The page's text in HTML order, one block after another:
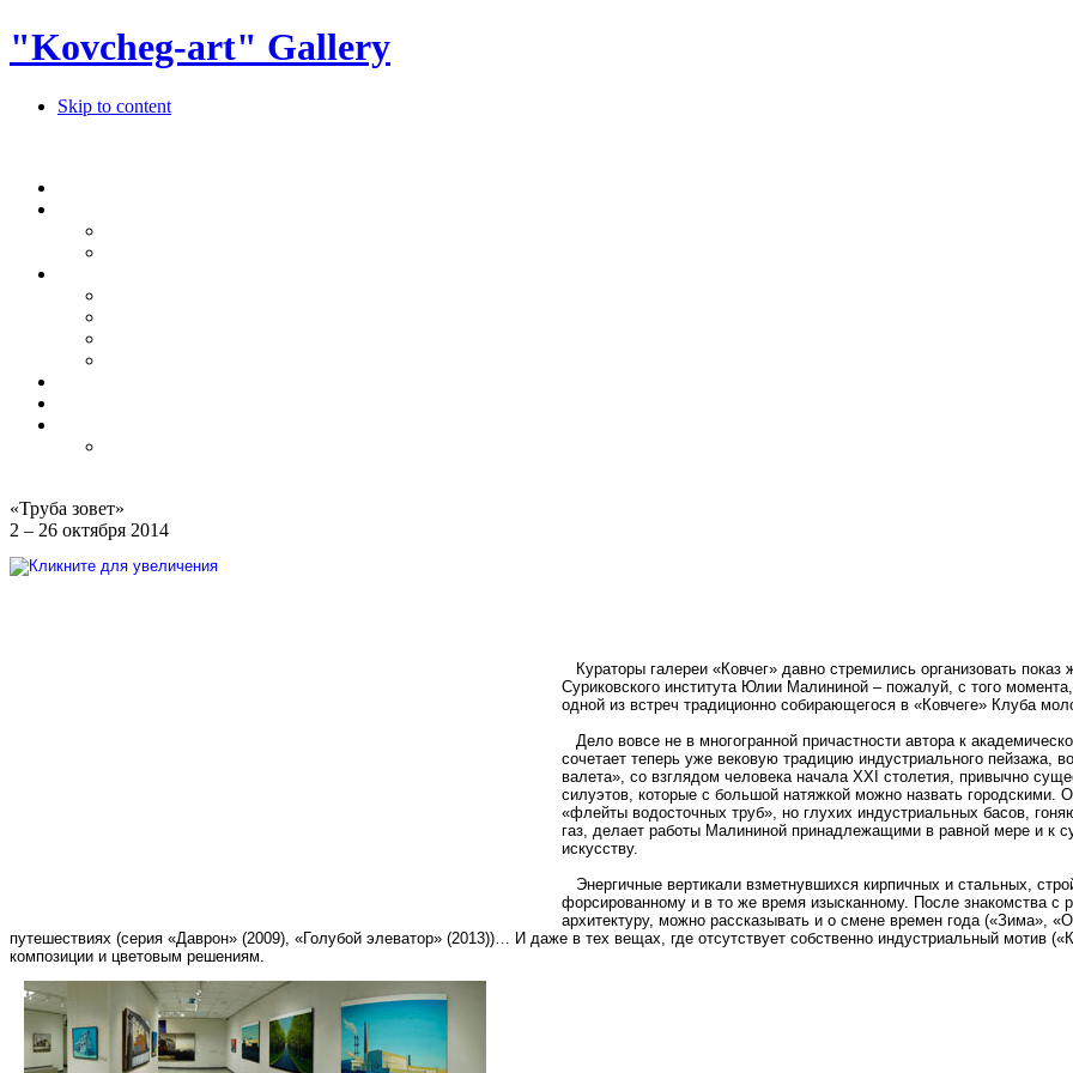
"Kovcheg-art" Gallery
Skip to content
«Труба зовет»
2 – 26 октября 2014
Кураторы галереи «Ковчег» давно стремились организовать
Суриковского института Юлии Малининой – пожалуй, с того
одной из встреч традиционно собирающегося в «Ковчеге» Клуба
Дело вовсе не в многогранной причастности автора к
сочетает теперь уже вековую традицию индустриального пейзажа,
валета», со взглядом человека начала XXI столетия, привычно
силуэтов, которые с большой натяжкой можно назвать городскими.
«флейты водосточных труб», но глухих индустриальных басов,
газ, делает работы Малининой принадлежащими в равной мере и к
искусству.
Энергичные вертикали взметнувшихся кирпичных и стальных,
форсированному и в то же время изысканному. После знакомства
архитектуру, можно рассказывать и о смене времен года («Зима»,
путешествиях (серия «Даврон» (2009), «Голубой элеватор» (2013))… И даже в тех вещах, где отсутствует собственно индустриальный мотив
композиции и цветовым решениям.